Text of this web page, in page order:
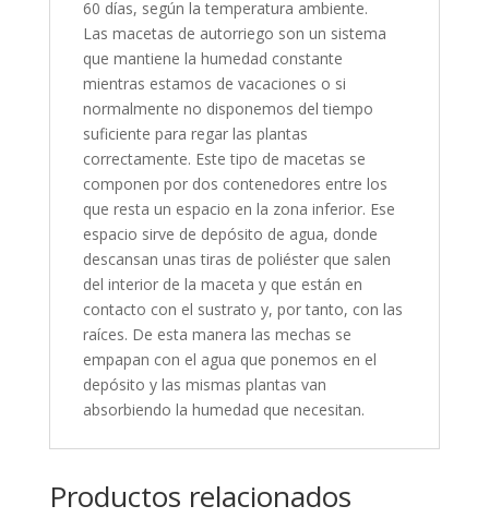
60 días, según la temperatura ambiente.
Las macetas de autorriego son un sistema
que mantiene la humedad constante
mientras estamos de vacaciones o si
normalmente no disponemos del tiempo
suficiente para regar las plantas
correctamente. Este tipo de macetas se
componen por dos contenedores entre los
que resta un espacio en la zona inferior. Ese
espacio sirve de depósito de agua, donde
descansan unas tiras de poliéster que salen
del interior de la maceta y que están en
contacto con el sustrato y, por tanto, con las
raíces. De esta manera las mechas se
empapan con el agua que ponemos en el
depósito y las mismas plantas van
absorbiendo la humedad que necesitan.
Productos relacionados